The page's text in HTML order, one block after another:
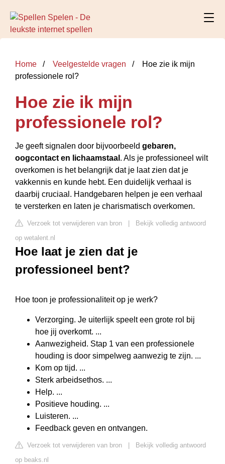
Home Veelgestelde vragen
Hoe zie ik mijn
professionele rol?
Hoe zie ik mijn
professionele rol?
Je geeft signalen door bijvoorbeeld gebaren,
oogcontact en lichaamstaal . Als je professioneel wilt
overkomen is het belangrijk dat je laat zien dat je
vakkennis en kunde hebt. Een duidelijk verhaal is
daarbij cruciaal. Handgebaren helpen je een verhaal
te versterken en laten je charismatisch overkomen.
Verzoek tot verwijderen van bron
Bekijk volledig antwoord
op wetalent.nl
Hoe laat je zien dat je
professioneel bent?
Hoe toon je professionaliteit op je werk?
Verzorging. Je uiterlijk speelt een grote rol bij
hoe jij overkomt. ...
Aanwezigheid. Stap 1 van een professionele
houding is door simpelweg aanwezig te zijn. ...
Kom op tijd. ...
Sterk arbeidsethos. ...
Help. ...
Positieve houding. ...
Luisteren. ...
Feedback geven en ontvangen.
Verzoek tot verwijderen van bron
Bekijk volledig antwoord
op beaks.nl